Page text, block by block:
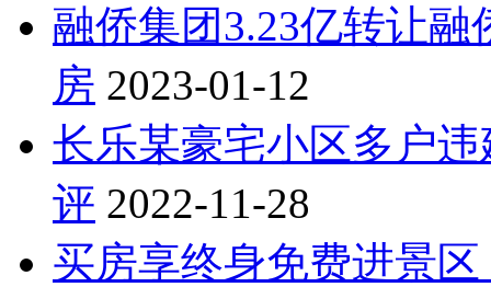
融侨集团3.23亿转让
房 2023-01-12
长乐某豪宅小区多户
评 2022-11-28
买房享终身免费进景